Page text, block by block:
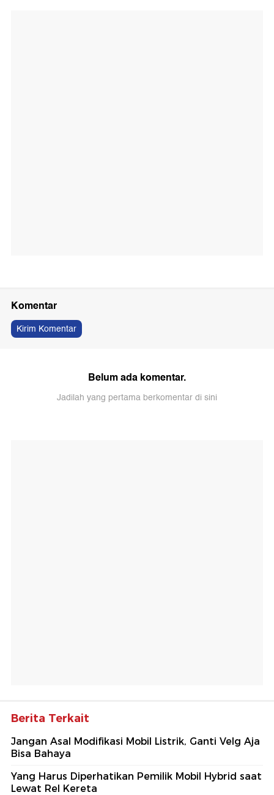
Komentar
Kirim Komentar
Belum ada komentar.
Jadilah yang pertama berkomentar di sini
Berita Terkait
Jangan Asal Modifikasi Mobil Listrik, Ganti Velg Aja
Bisa Bahaya
Yang Harus Diperhatikan Pemilik Mobil Hybrid saat
Lewat Rel Kereta